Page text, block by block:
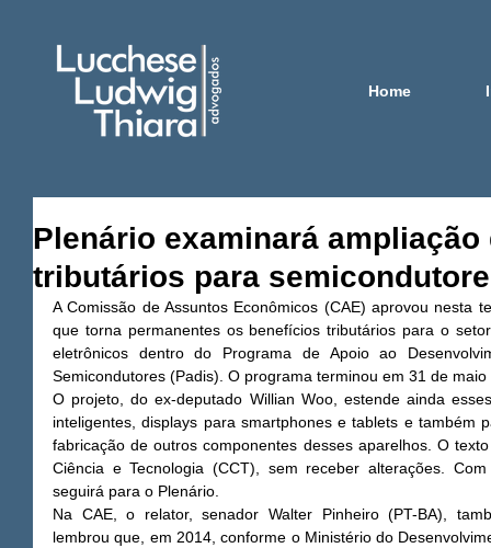
Home
Plenário examinará
tributários para
A Comissão de Assuntos Econômicos (CAE) aprovou nesta
que torna permanentes os benefícios tributários para o
eletrônicos dentro do Programa de Apoio ao
Semicondutores (Padis). O programa terminou em 31 de
O projeto, do ex-deputado Willian Woo, estende ainda
inteligentes, displays para smartphones e tablets e também
fabricação de outros componentes desses aparelhos. O
Ciência e Tecnologia (CCT), sem receber alterações.
seguirá para o Plenário.
Na CAE, o relator, senador Walter Pinheiro (PT-BA),
lembrou que, em 2014, conforme o Ministério do